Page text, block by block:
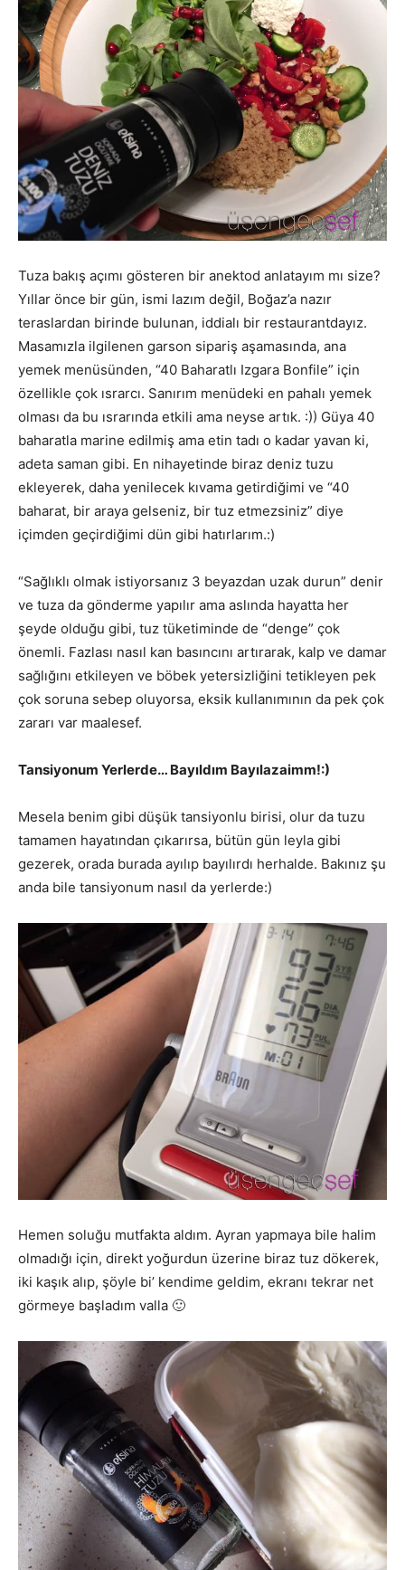
Tuza bakış açımı gösteren bir anektod anlatayım mı size?
Yıllar önce bir gün, ismi lazım değil, Boğaz’a nazır
teraslardan birinde bulunan, iddialı bir restaurantdayız.
Masamızla ilgilenen garson sipariş aşamasında, ana
yemek menüsünden, “40 Baharatlı Izgara Bonfile” için
özellikle çok ısrarcı. Sanırım menüdeki en pahalı yemek
olması da bu ısrarında etkili ama neyse artık. :)) Güya 40
baharatla marine edilmiş ama etin tadı o kadar yavan ki,
adeta saman gibi. En nihayetinde biraz deniz tuzu
ekleyerek, daha yenilecek kıvama getirdiğimi ve “40
baharat, bir araya gelseniz, bir tuz etmezsiniz” diye
içimden geçirdiğimi dün gibi hatırlarım.:)
“Sağlıklı olmak istiyorsanız 3 beyazdan uzak durun” denir
ve tuza da gönderme yapılır ama aslında hayatta her
şeyde olduğu gibi, tuz tüketiminde de “denge” çok
önemli. Fazlası nasıl kan basıncını artırarak, kalp ve damar
sağlığını etkileyen ve böbek yetersizliğini tetikleyen pek
çok soruna sebep oluyorsa, eksik kullanımının da pek çok
zararı var maalesef.
Tansiyonum Yerlerde… Bayıldım Bayılazaimm!:)
Mesela benim gibi düşük tansiyonlu birisi, olur da tuzu
tamamen hayatından çıkarırsa, bütün gün leyla gibi
gezerek, orada burada ayılıp bayılırdı herhalde. Bakınız şu
anda bile tansiyonum nasıl da yerlerde:)
Hemen soluğu mutfakta aldım. Ayran yapmaya bile halim
olmadığı için, direkt yoğurdun üzerine biraz tuz dökerek,
iki kaşık alıp, şöyle bi’ kendime geldim, ekranı tekrar net
görmeye başladım valla 🙂